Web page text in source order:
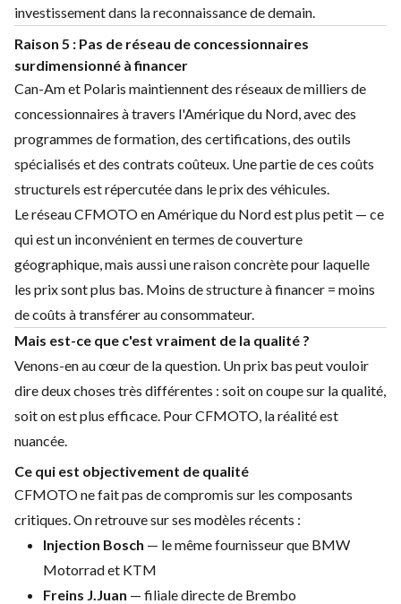
investissement dans la reconnaissance de demain.
Raison 5 : Pas de réseau de concessionnaires
surdimensionné à financer
Can-Am et Polaris maintiennent des réseaux de milliers de
concessionnaires à travers l'Amérique du Nord, avec des
programmes de formation, des certifications, des outils
spécialisés et des contrats coûteux. Une partie de ces coûts
structurels est répercutée dans le prix des véhicules.
Le réseau CFMOTO en Amérique du Nord est plus petit — ce
qui est un inconvénient en termes de couverture
géographique, mais aussi une raison concrète pour laquelle
les prix sont plus bas. Moins de structure à financer = moins
de coûts à transférer au consommateur.
Mais est-ce que c'est vraiment de la qualité ?
Venons-en au cœur de la question. Un prix bas peut vouloir
dire deux choses très différentes : soit on coupe sur la qualité,
soit on est plus efficace. Pour CFMOTO, la réalité est
nuancée.
Ce qui est objectivement de qualité
CFMOTO ne fait pas de compromis sur les composants
critiques. On retrouve sur ses modèles récents :
Injection Bosch — le même fournisseur que BMW
Motorrad et KTM
Freins J.Juan — filiale directe de Brembo